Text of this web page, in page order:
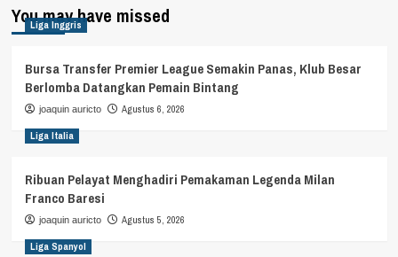
You may have missed
Liga Inggris
Bursa Transfer Premier League Semakin Panas, Klub Besar
Berlomba Datangkan Pemain Bintang
joaquin auricto Agustus 6, 2026
Liga Italia
Ribuan Pelayat Menghadiri Pemakaman Legenda Milan
Franco Baresi
joaquin auricto Agustus 5, 2026
Liga Spanyol